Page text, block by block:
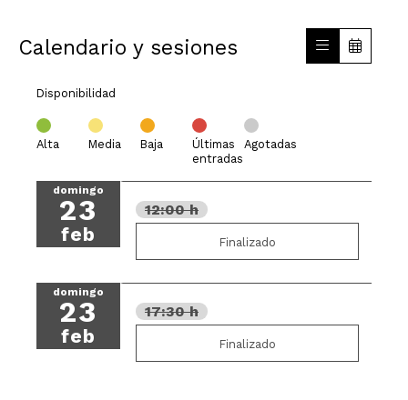
Calendario y sesiones
Disponibilidad
Alta Media Baja
Últimas
entradas
Agotadas
domingo
23
feb
12:00 h
Finalizado
domingo
23
feb
17:30 h
Finalizado